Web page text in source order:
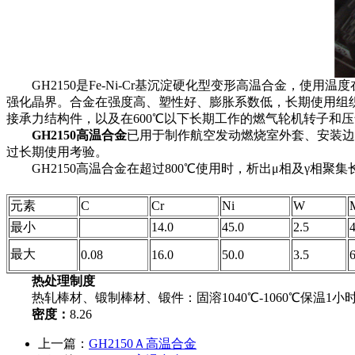
GH2150是Fe-Ni-Cr基沉淀硬化型变形高温合金，使用温度
强化晶界。合金在强度高、塑性好、膨胀系数低，长期使用
接承力结构件，以及在600℃以下长期工作的燃气轮机转子和
GH2150高温合金已用于制作航空发动燃烧室外套、安装
过长期使用考验。
GH2150高温合金在超过800℃使用时，析出μ相及γ相聚集
元素 C Cr Ni W
最小
14.0 45.0 2.5
最大
0.08 16.0 50.0 3.5
热处理制度
热轧棒材、锻制棒材、锻件：固溶1040℃-1060℃保温1小
密度： 8.26
上一篇： GH2150Ａ高温合金